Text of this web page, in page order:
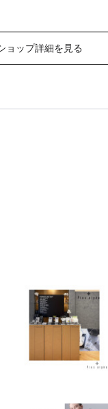
ョップ詳細を見る